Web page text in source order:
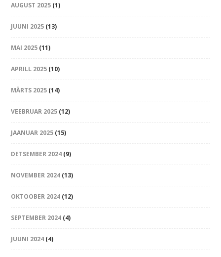
AUGUST 2025 (1)
JUUNI 2025 (13)
MAI 2025 (11)
APRILL 2025 (10)
MÄRTS 2025 (14)
VEEBRUAR 2025 (12)
JAANUAR 2025 (15)
DETSEMBER 2024 (9)
NOVEMBER 2024 (13)
OKTOOBER 2024 (12)
SEPTEMBER 2024 (4)
JUUNI 2024 (4)